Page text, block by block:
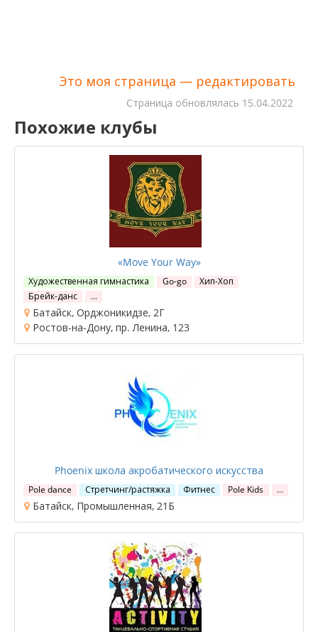
Это моя страница — редактировать
Cтраница обновлялась 15.04.2022
Похожие клубы
«Move Your Way»
Художественная гимнастика Go-go
Хип-Хоп
Брейк-данс
…
Батайск, Орджоникидзе, 2Г
Ростов-на-Дону, пр. Ленина, 123
Phoenix школа акробатического искусства
Pole dance Стретчинг/растяжка Фитнес Pole Kids …
Батайск, Промышленная, 21Б